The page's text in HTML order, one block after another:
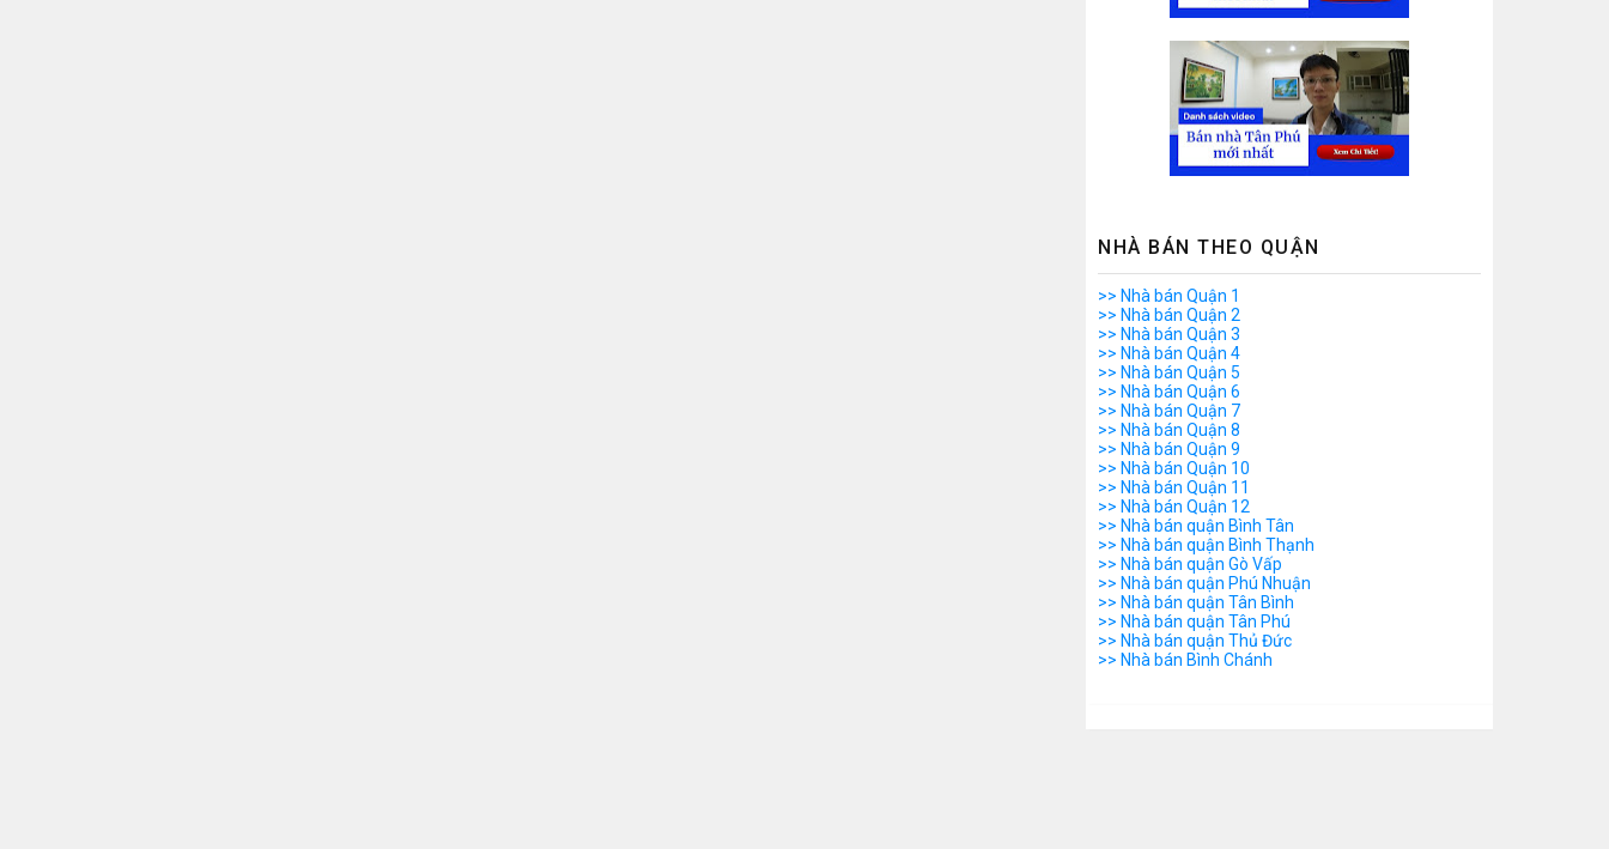
NHÀ BÁN THEO QUẬN
>> Nhà bán Quận 1
>> Nhà bán Quận 2
>> Nhà bán Quận 3
>> Nhà bán Quận 4
>> Nhà bán Quận 5
>> Nhà bán Quận 6
>> Nhà bán Quận 7
>> Nhà bán Quận 8
>> Nhà bán Quận 9
>> Nhà bán Quận 10
>> Nhà bán Quận 11
>> Nhà bán Quận 12
>> Nhà bán quận Bình Tân
>> Nhà bán quận Bình Thạnh
>> Nhà bán quận Gò Vấp
>> Nhà bán quận Phú Nhuận
>> Nhà bán quận Tân Bình
>> Nhà bán quận Tân Phú
>> Nhà bán quận Thủ Đức
>> Nhà bán Bình Chánh